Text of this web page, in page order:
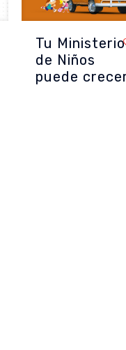
Tu Ministerio de Niños puede crecer
Tu Ministerio
de Niños
puede